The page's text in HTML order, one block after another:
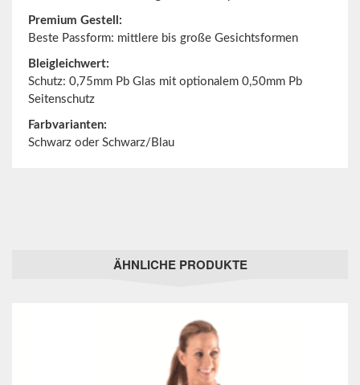
Premium Gestell:
Beste Passform: mittlere bis große Gesichtsformen
Bleigleichwert:
Schutz: 0,75mm Pb Glas mit optionalem 0,50mm Pb
Seitenschutz
Farbvarianten:
Schwarz oder Schwarz/Blau
ÄHNLICHE PRODUKTE